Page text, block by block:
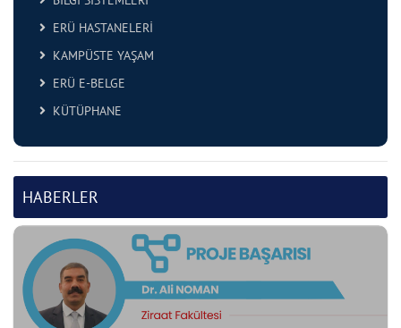
ERÜ HASTANELERİ
KAMPÜSTE YAŞAM
ERÜ E-BELGE
KÜTÜPHANE
HABERLER